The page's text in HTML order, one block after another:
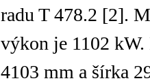
radu T 478.2 [2].
výkon je 1102
4103 mm a šírka